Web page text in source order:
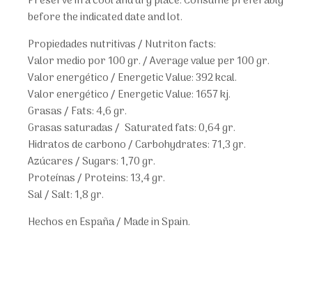
before the indicated date and lot.
Propiedades nutritivas / Nutriton facts:
Valor medio por 100 gr. / Average value per 100 gr.
Valor energético / Energetic Value: 392 kcal.
Valor energético / Energetic Value: 1657 kj.
Grasas / Fats: 4,6 gr.
Grasas saturadas / Saturated fats: 0,64 gr.
Hidratos de carbono / Carbohydrates: 71,3 gr.
Azúcares / Sugars: 1,70 gr.
Proteínas / Proteins: 13,4 gr.
Sal / Salt: 1,8 gr.
Hechos en España / Made in Spain.